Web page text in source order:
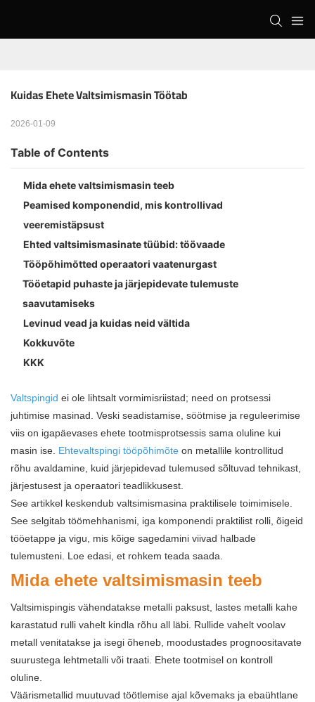
Kuidas Ehete Valtsimismasin Töötab
2026-01-09
Table of Contents
Mida ehete valtsimismasin teeb
Peamised komponendid, mis kontrollivad
veeremistäpsust
Ehted valtsimismasinate tüübid: töövaade
Tööpõhimõtted operaatori vaatenurgast
Tööetapid puhaste ja järjepidevate tulemuste
saavutamiseks
Levinud vead ja kuidas neid vältida
Kokkuvõte
KKK
Valtspingid ei ole lihtsalt vormimisriistad; need on protsessi
juhtimise masinad. Veski seadistamise, söötmise ja reguleerimise
viis on igapäevases ehete tootmisprotsessis sama oluline kui
masin ise. Ehtevaltspingi tööpõhimõte on metallile kontrollitud
rõhu avaldamine, kuid järjepidevad tulemused sõltuvad tehnikast,
järjestusest ja operaatori teadlikkusest.
See artikkel keskendub valtsimismasina praktilisele toimimisele.
See selgitab töömehhanismi, iga komponendi praktilist rolli, õigeid
tööetappe ja vigu, mis kõige sagedamini viivad halbade
tulemusteni. Loe edasi, et rohkem teada saada.
Mida ehete valtsimismasin teeb
Valtsimispingis vähendatakse metalli paksust, lastes metalli kahe
karastatud rulli vahelt kindla rõhu all läbi. Rullide vahelt voolav
metall venitatakse ja isegi õheneb, moodustades prognoositavate
suurustega lehtmetalli või traati. Ehete tootmisel on kontroll
oluline.
Väärismetallid muutuvad töötlemise ajal kõvemaks ja ebaühtlane